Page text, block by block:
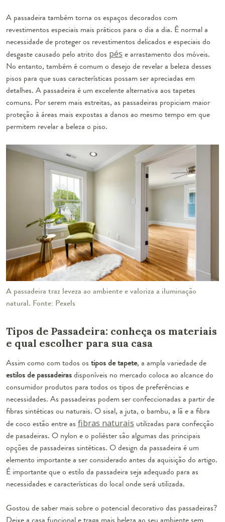
A passadeira também torna os espaços decorados com
revestimentos especiais mais práticos para o dia a dia. É normal a
necessidade de proteger os revestimentos delicados e especiais do
desgaste causado pelo atrito dos pés e arrastamento dos móveis.
No entanto, também é comum o desejo de revelar a beleza desses
pisos para que suas características possam ser apreciadas em
detalhes. A passadeira é um excelente alternativa aos tapetes
comuns. Por serem mais estreitas, as passadeiras propiciam maior
proteção à áreas mais expostas a danos ao mesmo tempo em que
permitem revelar a beleza o piso.
A passadeira traz leveza ao ambiente e valoriza a iluminação
natural. Fonte: Pexels
Tipos de Passadeira: conheça os materiais
e qual escolher para sua casa
Assim como com todos os tipos de tapete, a ampla variedade de
estilos de passadeirasdisponíveis no mercado coloca ao alcance do
consumidor produtos para todos os tipos de preferências e
necessidades. As passadeiras podem ser confeccionadas a partir de
fibras sintéticas ou naturais. Osisal, a juta, o bambu, a lã e a fibra
de coco estão entre as fibras naturais utilizadas para confecção
de pasadeiras. O nylon e o poliéstersão algumas das principais
opções de passadeiras sintéticas. O design da passadeira é um
elemento importante a ser considerado antes da aquisição do artigo.
É importante que o estilo da passadeira seja adequado para as
necessidades e características do local onde será utilizada.
Gostou de saber mais sobre o potencial decorativo das passadeiras?